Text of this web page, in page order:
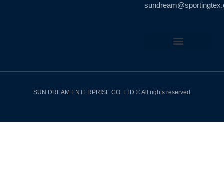
SUN DREAM ENTERPRISE CO. LTD © All rights reserved